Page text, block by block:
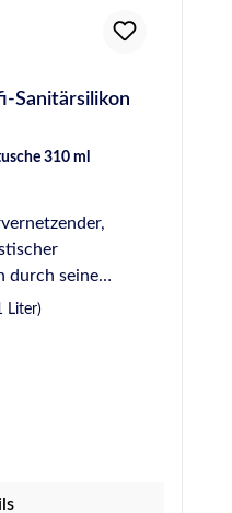
Sanitärsilikon
310 ml
durch seine
in
Beanspruchung
und
Liter)